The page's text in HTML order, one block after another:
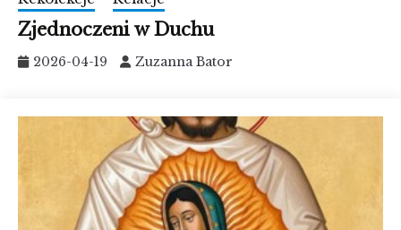
Zjednoczeni w Duchu
2026-04-19 Zuzanna Bator